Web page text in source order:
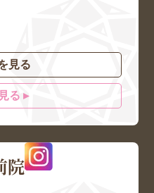
見る
る ▸
院